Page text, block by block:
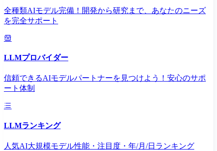
全種類AIモデル完備！開発から研究まで、あなたのニーズ
を完全サポート
LLMプロバイダー
信頼できるAIモデルパートナーを見つけよう！安心のサポ
ート体制
LLMランキング
人気AI大規模モデル性能・注目度・年/月/日ランキング